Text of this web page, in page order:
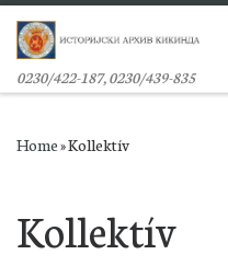
Skip to content
0230/422-187, 0230/439-835
Home»Kollektív
Kollektív